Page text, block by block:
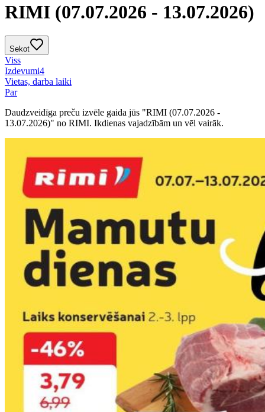
RIMI (07.07.2026 - 13.07.2026)
Sekot
Viss
Izdevumi4
Vietas, darba laiki
Par
Daudzveidīga preču izvēle gaida jūs "RIMI (07.07.2026 -
13.07.2026)" no RIMI. Ikdienas vajadzībām un vēl vairāk.